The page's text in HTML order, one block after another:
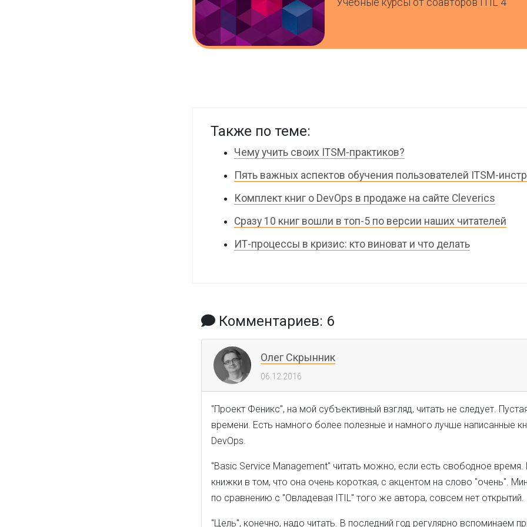
Также по теме:
Чему учить своих ITSM-практиков?
Пять важных аспектов обучения пользователей ITSM-
Комплект книг о DevOps в продаже на сайте Cleverics
Сразу 10 книг вошли в топ-5 по версии наших читателей
ИТ-процессы в кризис: кто виноват и что делать
Комментариев: 6
Олег Скрынник
06.12.2016
"Проект Феникс", на мой субъективный взгляд, читать не следует.
времени. Есть намного более полезные и намного лучше написанные
DevOps.
"Basic Service Management" читать можно, если есть свободное
книжки в том, что она очень короткая, с акцентом на слово "очень".
по сравнению с "Овладевая ITIL" того же автора, совсем нет открытий.
"Цель", конечно, надо читать. В последний год регулярно вспоминаем